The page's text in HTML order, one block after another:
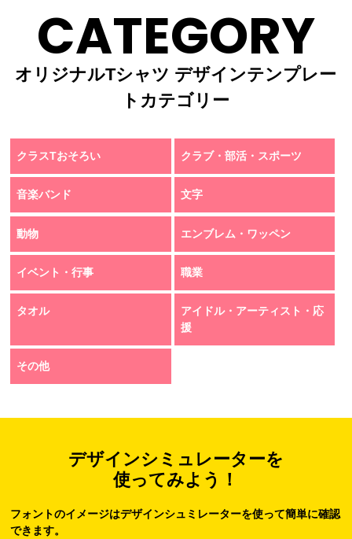
CATEGORY
オリジナルTシャツ デザインテンプレー
トカテゴリー
クラスTおそろい クラブ・部活・スポーツ
音楽バンド 文字
動物 エンブレム・ワッペン
イベント・行事 職業
タオル
アイドル・アーティスト・応
援
その他
デザインシミュレーターを
使ってみよう！
フォントのイメージはデザインシュミレーターを使って簡単に確認
できます。